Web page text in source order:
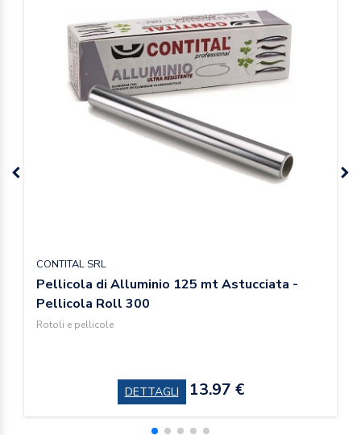
CONTITAL SRL
Pellicola di Alluminio 125 mt Astucciata -
Pellicola Roll 300
Rotoli e pellicole
DETTAGLI 13.97 €